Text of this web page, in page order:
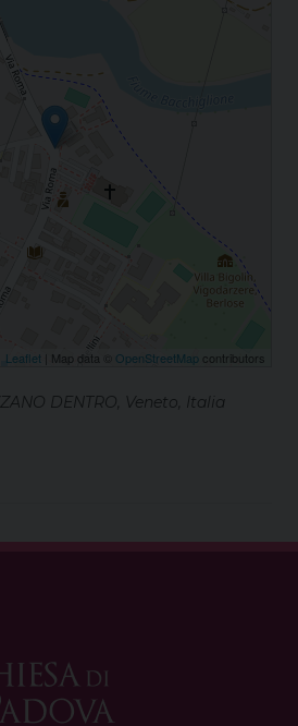
Leaflet | Map data © OpenStreetMap contributors
DENTRO, Veneto, Italia